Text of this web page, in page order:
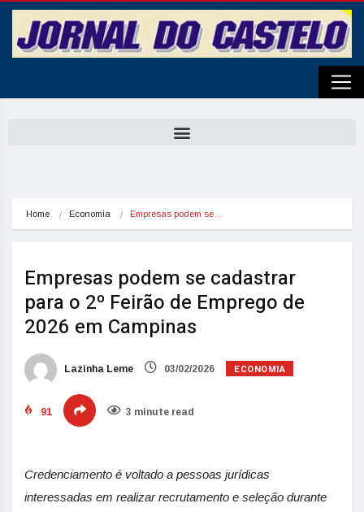
Home Economia Empresas podem se…
Empresas podem se cadastrar
para o 2º Feirão de Emprego de
2026 em Campinas
Lazinha Leme 03/02/2026 ECONOMIA
91 3 minute read
Credenciamento é voltado a pessoas jurídicas
interessadas em realizar recrutamento e seleção durante